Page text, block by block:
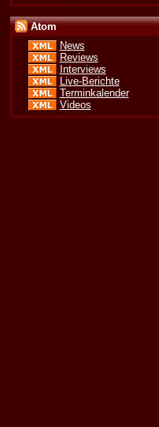
Atom
News
Reviews
Interviews
Live-Berichte
Terminkalender
Videos